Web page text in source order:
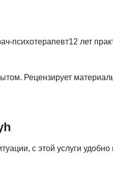
психотерапевт12 лет
Рецензирует
с этой услуги